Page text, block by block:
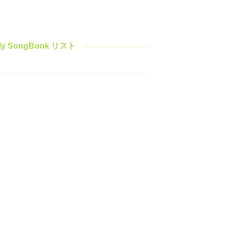
SongBook リスト